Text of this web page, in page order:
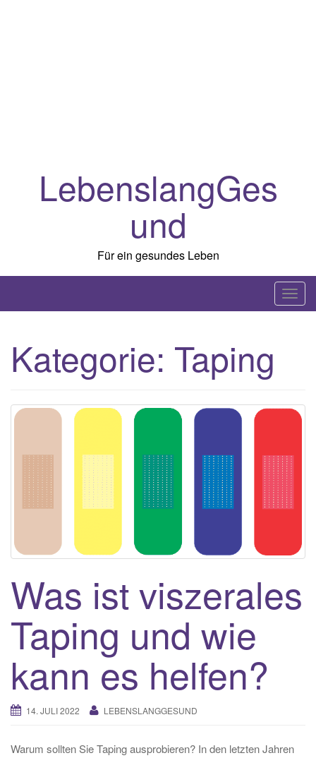
LebenslangGes
und
Für ein gesundes Leben
T
o
n
i
g
a
t
n
Kategorie: Taping
Was ist viszerales
Taping und wie
kann es helfen?
14. JULI 2022 LEBENSLANGGESUND
Warum sollten Sie Taping ausprobieren? In den letzten Jahren